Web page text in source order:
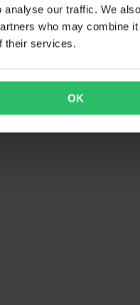
our traffic. We
who may combine it
their services.
OK